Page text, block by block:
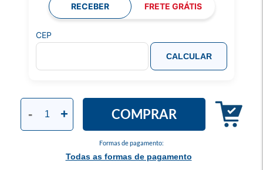
Formas de pagamento:
Todas as formas de pagamento
- + COMPRAR
RECEBER FRETE GRÁTIS
CEP
CALCULAR